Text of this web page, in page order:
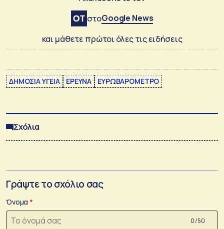
στοGoogle News
και μάθετε πρώτοι όλες τις ειδήσεις
ΔΗΜΟΣΙΑ ΥΓΕΙΑ ΕΡΕΥΝΑ ΕΥΡΩΒΑΡΟΜΕΤΡΟ
Σχόλια
Γράψτε το σχόλιο σας
Όνομα
0 /50